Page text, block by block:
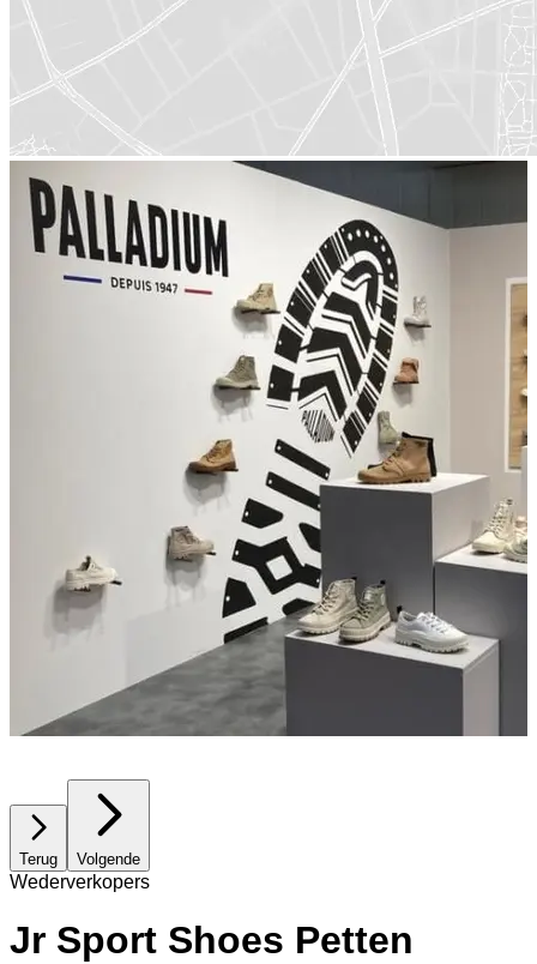
Terug Volgende
Wederverkopers
Jr Sport Shoes Petten